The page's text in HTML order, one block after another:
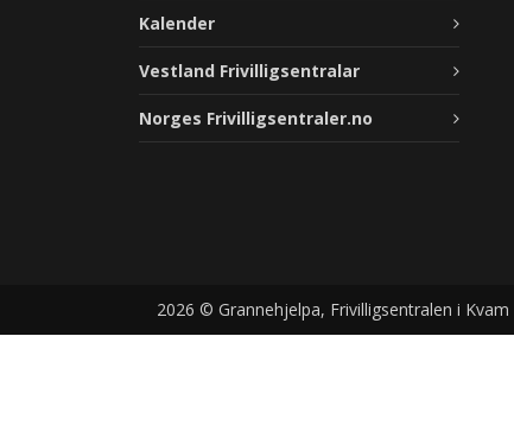
Kalender
Vestland Frivilligsentralar
Norges Frivilligsentraler.no
2026 © Grannehjelpa, Frivilligsentralen i Kvam